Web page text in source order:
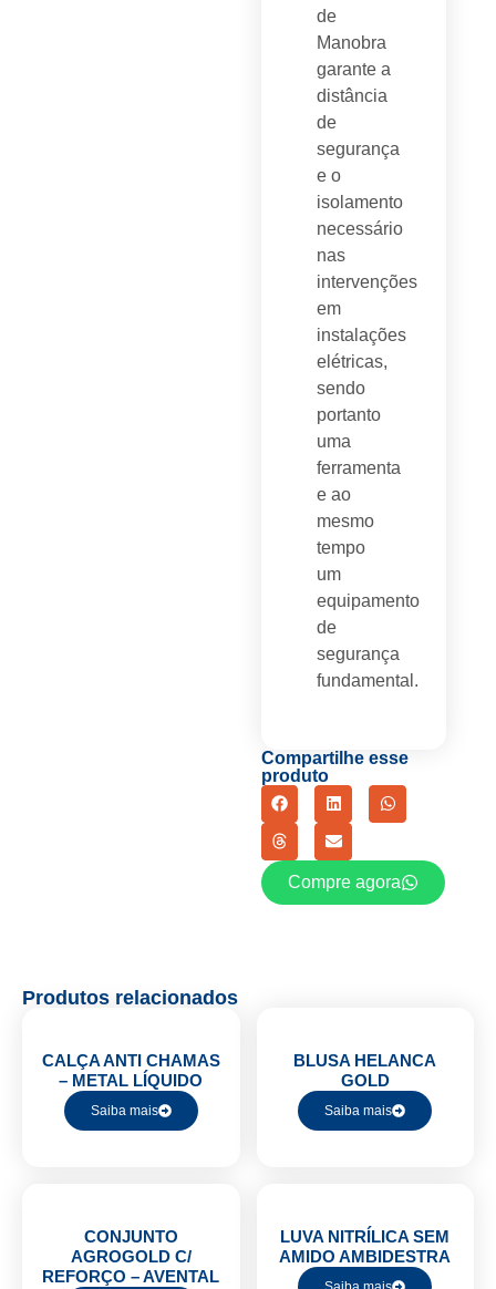
de
Manobra
garante a
distância
de
segurança
e o
isolamento
necessário
nas
intervenções
em
instalações
elétricas,
sendo
portanto
uma
ferramenta
e ao
mesmo
tempo
um
equipamento
de
segurança
fundamental.
Compartilhe esse
produto
Compre agora
Produtos relacionados
CALÇA ANTI CHAMAS
– METAL LÍQUIDO
Saiba mais
BLUSA HELANCA
GOLD
Saiba mais
CONJUNTO
AGROGOLD C/
REFORÇO – AVENTAL
LUVA NITRÍLICA SEM
AMIDO AMBIDESTRA